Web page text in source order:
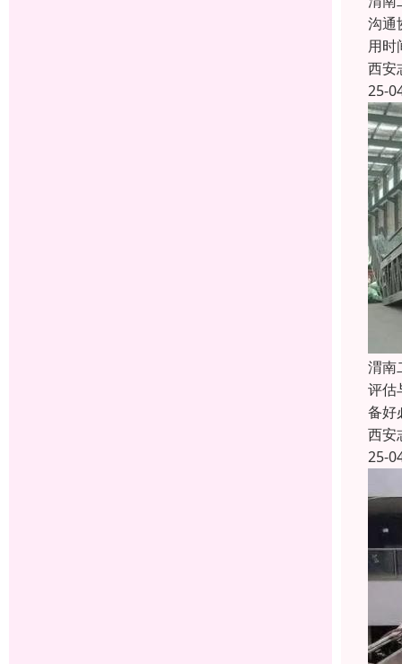
沟通
用时
西安
25-
渭南
评估
备好
西安
25-